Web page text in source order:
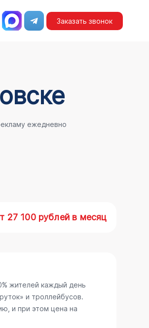
Заказать звонок
ежедневно
27 100 рублей в месяц
жителей каждый день
и троллейбусов.
и при этом цена на